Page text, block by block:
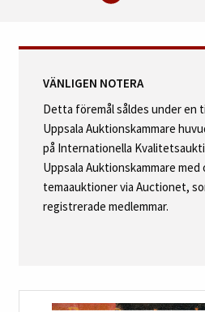
VÄNLIGEN NOTERA
Detta föremål såldes under en
Uppsala Auktionskammare
på Internationella
Uppsala Auktionskammare
temaauktioner via Auctionet,
registrerade medlemmar.